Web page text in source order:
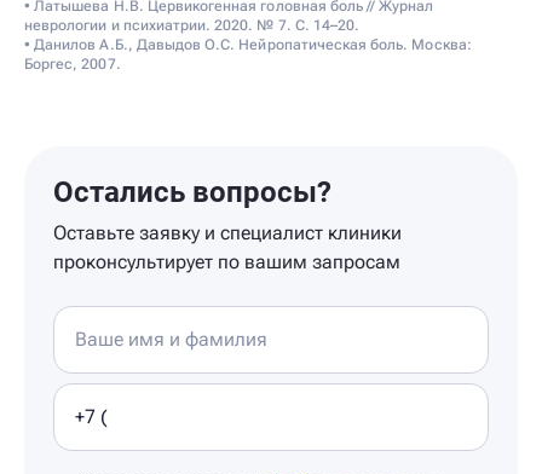
• Латышева Н.В. Цервикогенная головная боль // Журнал
неврологии и психиатрии. 2020. № 7. С. 14–20.
• Данилов А.Б., Давыдов О.С. Нейропатическая боль. Москва:
Боргес, 2007.
Остались вопросы?
Оставьте заявку и специалист клиники
проконсультирует по вашим запросам